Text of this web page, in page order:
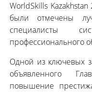
WorldSkills
были отмечены
специалисты
профессионального
Одной из ключевых
объявленного
повышение